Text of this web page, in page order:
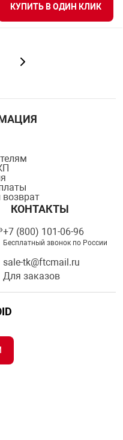
КУПИТЬ В ОДИН КЛИК
возврат
КОНТАКТЫ
+7 (800) 101-06-96
Бесплатный звонок по России
sale-tk@ftcmail.ru
Для заказов